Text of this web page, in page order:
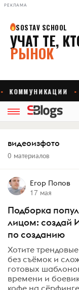
РЕКЛАМА
видеоизфото
0 материалов
Егор Попов
17 мая
Подборка
лицом: создай
по созданию
Хотите
без съёмок и
готовых
времени и
кофе на